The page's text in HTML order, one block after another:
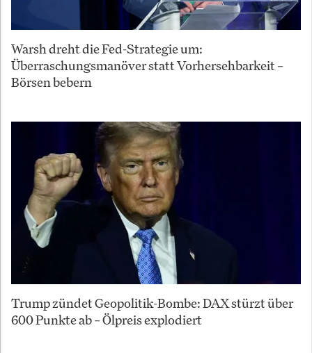
Warsh dreht die Fed-Strategie um:
Überraschungsmanöver statt Vorhersehbarkeit –
Börsen bebern
Trump zündet Geopolitik-Bombe: DAX stürzt über
600 Punkte ab – Ölpreis explodiert